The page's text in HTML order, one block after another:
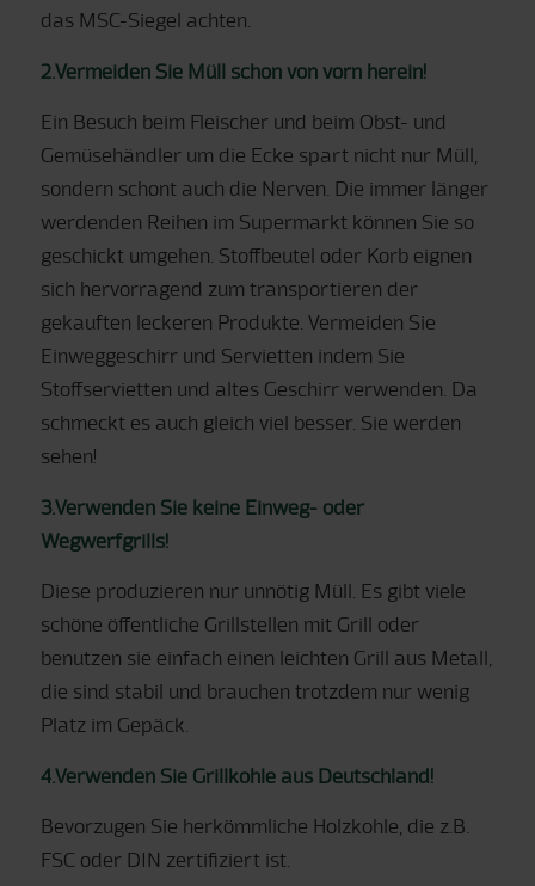
das MSC-Siegel achten.
2.Vermeiden Sie Müll schon von vorn herein!
Ein Besuch beim Fleischer und beim Obst- und
Gemüsehändler um die Ecke spart nicht nur Müll,
sondern schont auch die Nerven. Die immer länger
werdenden Reihen im Supermarkt können Sie so
geschickt umgehen. Stoffbeutel oder Korb eignen
sich hervorragend zum transportieren der
gekauften leckeren Produkte. Vermeiden Sie
Einweggeschirr und Servietten indem Sie
Stoffservietten und altes Geschirr verwenden. Da
schmeckt es auch gleich viel besser. Sie werden
sehen!
3.Verwenden Sie keine Einweg- oder
Wegwerfgrills!
Diese produzieren nur unnötig Müll. Es gibt viele
schöne öffentliche Grillstellen mit Grill oder
benutzen sie einfach einen leichten Grill aus Metall,
die sind stabil und brauchen trotzdem nur wenig
Platz im Gepäck.
4.Verwenden Sie Grillkohle aus Deutschland!
Bevorzugen Sie herkömmliche Holzkohle, die z.B.
FSC oder DIN zertifiziert ist.